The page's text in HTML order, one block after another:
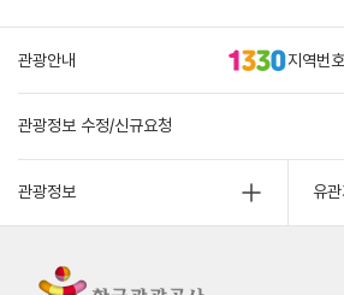
관광안내 지역번호
관광정보 수정/신규요청
관광정보 유